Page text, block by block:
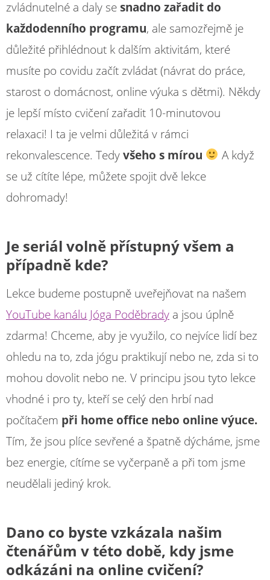
zvládnutelné a daly sesnadno zařadit do
každodenního programu, ale samozřejmě je
důležité přihlédnout k dalším aktivitám, které
musíte po covidu začít zvládat (návrat do práce,
starost o domácnost, online výuka s dětmi). Někdy
je lepší místo cvičení zařadit 10-minutovou
relaxaci! I ta je velmi důležitá v rámci
rekonvalescence. Tedyvšeho s mírou
A když
se už cítíte lépe, můžete spojit dvě lekce
dohromady!
Je seriál volně přístupný všem a
případně kde?
Lekce budeme postupně uveřejňovat na našem
YouTube kanálu Jóga Poděbrady a jsou úplně
zdarma! Chceme, aby je využilo, co nejvíce lidí bez
ohledu na to, zda jógu praktikují nebo ne, zda si to
mohou dovolit nebo ne. V principu jsou tyto lekce
vhodné i pro ty, kteří se celý den hrbí nad
počítačem při home office nebo online výuce.
Tím, že jsou plíce sevřené a špatně dýcháme, jsme
bez energie, cítíme se vyčerpaně a při tom jsme
neudělali jediný krok.
Dano co byste vzkázala našim
čtenářům v této době, kdy jsme
odkázáni na online cvičení?